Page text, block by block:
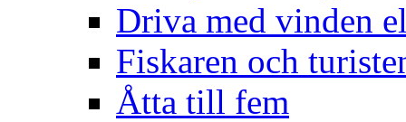
Driva med vinden
Fiskaren och
Åtta till fem